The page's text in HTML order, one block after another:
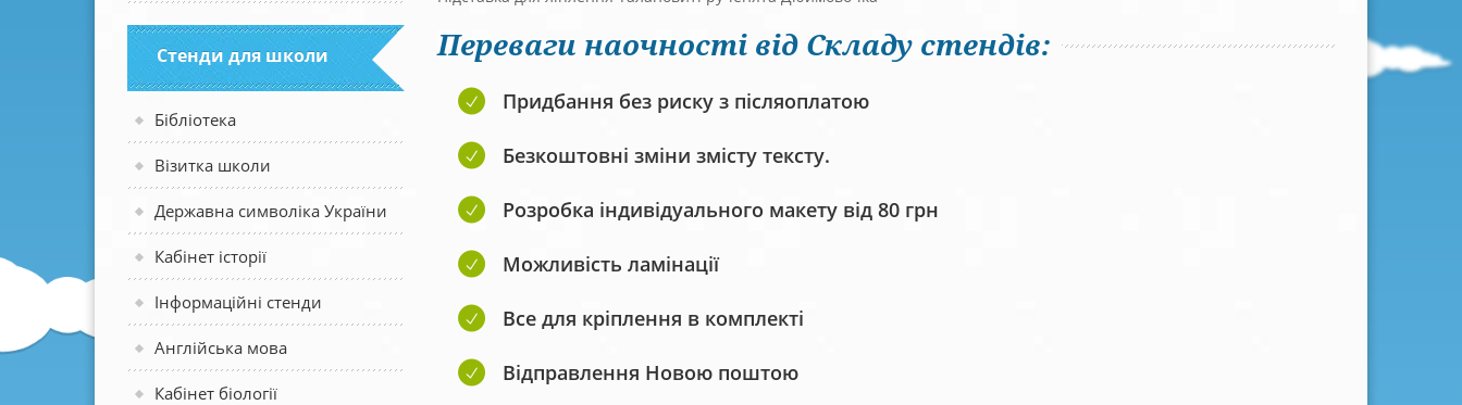
Стенди для школи
Бібліотека
Візитка школи
Державна символіка України
Кабінет історії
Інформаційні стенди
Англійська мова
Кабінет біології
Переваги наочності від Складу стендів:
Придбання без риску з післяоплатою
Безкоштовні зміни змісту тексту.
Розробка індивідуального макету від 80 грн
Можливість ламінації
Все для кріплення в комплекті
Відправлення Новою поштою